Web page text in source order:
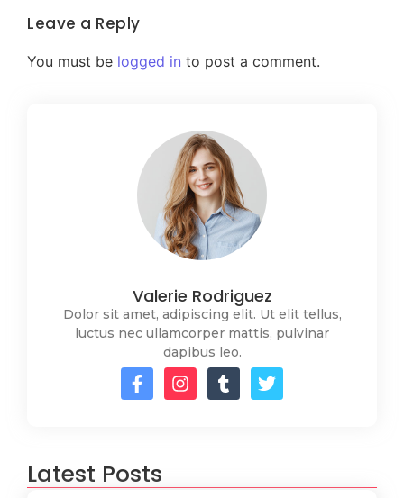
Leave a Reply
You must be logged in to post a comment.
Valerie Rodriguez
Dolor sit amet, adipiscing elit. Ut elit tellus,
luctus nec ullamcorper mattis, pulvinar
dapibus leo.
Latest Posts